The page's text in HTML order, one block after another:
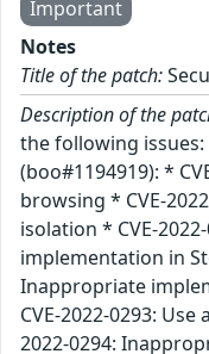
Important
Notes
Title of the patch:
Description of the
the following issues:
(boo#1194919): *
browsing * CVE-
isolation * CVE-
implementation in
Inappropriate
CVE-2022-0293:
2022-0294: